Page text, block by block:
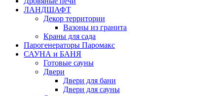
ЛАНДШАФТ
Декор территории
Вазоны из гранита
Краны для сада
Парогенераторы Паромакс
САУНА и БАНЯ
Готовые сауны
Двери
Двери для бани
Двери для сауны